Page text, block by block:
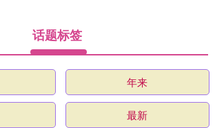
话题标签
年来
最新